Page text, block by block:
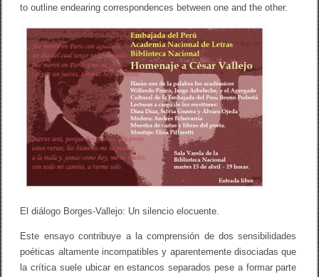
e
s
i
l
e
n
c
e
to outline endearing correspondences between one and the other.
El diálogo Borges-Vallejo: Un silencio elocuente.
Este ensayo contribuye a la comprensión de dos sensibilidades
poéticas altamente incompatibles y aparentemente disociadas que
la crítica suele ubicar en estancos separados pese a formar parte